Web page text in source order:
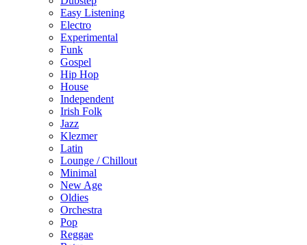
Easy Listening
Electro
Experimental
Funk
Gospel
Hip Hop
House
Independent
Irish Folk
Jazz
Klezmer
Latin
Lounge / Chillout
Minimal
New Age
Oldies
Orchestra
Pop
Reggae